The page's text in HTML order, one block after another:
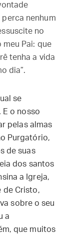
nenhum
no
meu Pai: que
tenha a vida
dia”.
se
o nosso
pelas almas
Purgatório,
de suas
dos santos
a Igreja,
de Cristo,
sobre o seu
a
que muitos